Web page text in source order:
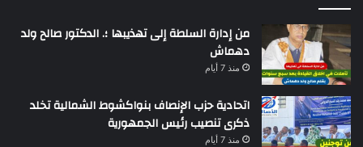
من إدارة السلطة إلى تهذيبها ؛. الدكتور صالح ولد
دهماش
منذ 7 أيام
اتحادية حزب الإنصاف بنواكشوط الشمالية تخلد
ذكرى تنصيب رئيس الجمهورية
منذ 7 أيام